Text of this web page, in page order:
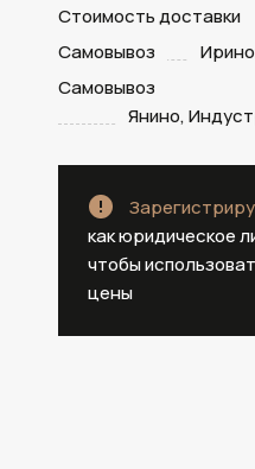
Стоимость доставки
Самовывоз
Самовывоз
Янино,
как юридическое
чтобы
цены